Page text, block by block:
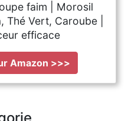
faim | Morosil
Vert, Caroube |
efficace
Amazon >>>